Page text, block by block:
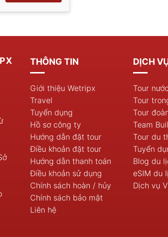
THÔNG TIN
Giới thiệu Wetripx
Travel
Tuyển dụng
Hồ sơ công ty
Hướng dẫn đặt tour
Điều khoản đặt tour
Hướng dẫn thanh toán
Điều khoản sử dụng
Chính sách hoàn / hủy
Chính sách bảo mật
Liên hệ
DỊCH
Tour
Tour
Tour
Team
Tour du
Tuyển
Blog du
eSIM du
Dịch vụ